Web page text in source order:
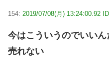
154: 2019/07/08(月) 13:24:00.92
今はこういうのでいい
売れない